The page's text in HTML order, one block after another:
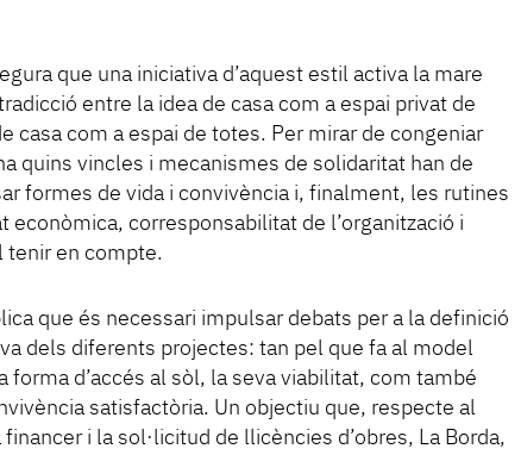
que una iniciativa d’aquest estil activa la mare
entre la idea de casa com a espai privat de
casa com a espai de totes. Per mirar de congeniar
quins vincles i mecanismes de solidaritat han de
formes de vida i convivència i, finalment, les rutines
econòmica, corresponsabilitat de l’organització i
tenir en compte.
que és necessari impulsar debats per a la definició
dels diferents projectes: tan pel que fa al model
forma d’accés al sòl, la seva viabilitat, com també
satisfactòria. Un objectiu que, respecte al
i la sol·licitud de llicències d’obres, La Borda,